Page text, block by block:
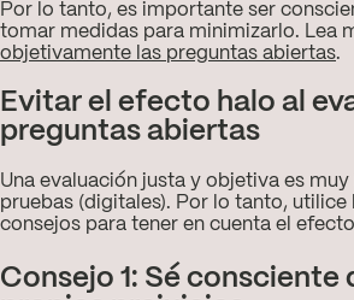
Por lo tanto, es importante ser
tomar medidas para minimizarlo. Lea
objetivamente las preguntas abiertas.
Evitar el efecto halo al
preguntas abiertas
Una evaluación justa y objetiva es
pruebas (digitales). Por lo tanto, utilice
consejos para tener en cuenta el
Consejo 1: Sé consciente